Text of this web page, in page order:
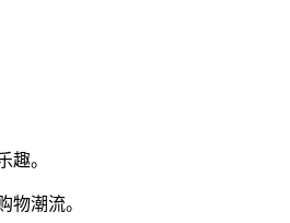
趣。
物潮流。